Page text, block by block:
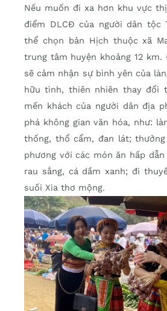
Nếu muốn đi xa hơn khu vực
điểm DLCĐ của người dân tộc
thể chọn bản Hịch thuộc xã
trung tâm huyện khoảng 12 km.
sẽ cảm nhận sự bình yên của
hữu tình, thiên nhiên thay đổi
mến khách của người dân địa
phá không gian văn hóa, như:
thống, thổ cẩm, đan lát;
phương với các món ăn hấp
rau sắng, cá dầm xanh; đi
suối Xia thơ mộng.